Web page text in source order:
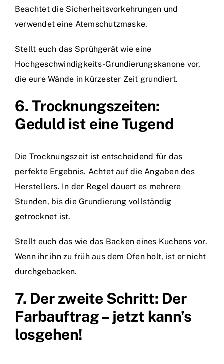
Beachtet die Sicherheitsvorkehrungen und
verwendet eine Atemschutzmaske.
Stellt euch das Sprühgerät wie eine
Hochgeschwindigkeits-Grundierungskanone vor,
die eure Wände in kürzester Zeit grundiert.
6. Trocknungszeiten:
Geduld ist eine Tugend
Die Trocknungszeit ist entscheidend für das
perfekte Ergebnis. Achtet auf die Angaben des
Herstellers. In der Regel dauert es mehrere
Stunden, bis die Grundierung vollständig
getrocknet ist.
Stellt euch das wie das Backen eines Kuchens vor.
Wenn ihr ihn zu früh aus dem Ofen holt, ist er nicht
durchgebacken.
7. Der zweite Schritt: Der
Farbauftrag – jetzt kann’s
losgehen!